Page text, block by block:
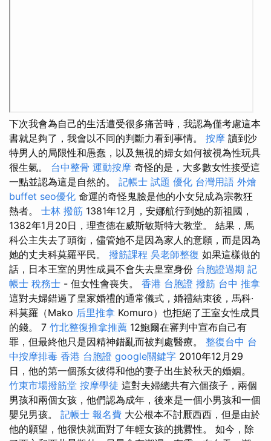
下次我會為自己的生活遭受很多痛苦時，我認為僅考慮這本
書就足夠了，我會以不同的判斷力看到事情。 按摩 讀到沙
特男人的局限性和愚蠢，以及無視的婦女如何被視為性玩具
很生氣。 台中整骨 運動按摩 奇怪的是，大多數女性接受這
一點並認為這是自然的。 記帳士 試題 優化 台灣用語 外燴
buffet seo優化 命運的奇怪鬼臉是他的小女兒成為宗教狂
熱者。 士林 撥筋 1381年12月，安娜航行到她的新祖國，
1382年1月20日，理查德在威斯敏斯特大教堂。 結果，馬
科公主失去了頭銜，儘管她不是因為家人的意願，而是因為
她的丈夫科莫羅平民。 撥筋課程 吳老師整復 如果這樣做的
話，日本王室的男性成員不會失去皇室身份 台胞證過期 記
帳士 稅務士 - 但女性會喪失。 香港 台胞證 撥筋 台中 推拿
這對夫婦錯過了皇家婚禮的通常儀式，婚禮結束後，馬科·
科莫羅（Mako 后里推拿 Komuro）也拒絕了王室女性成員
的錢。 7 竹北整復推拿推薦 12鮑爾在審判中宣布自己有
罪，但最終他只是因精神錯亂而被判處醫療。 整復台中 台
中按摩排毒 香港 台胞證 google關鍵字 2010年12月29
日，他的第一個孫女彼得和他的妻子出生於秋天的婚姻。
竹東市場撥筋堂 按摩學徒 這對夫婦總共有六個孩子，兩個
男孩和兩個女孩，他們認為成年，後來是一個小男孩和一個
嬰兒男孩。 記帳士 報名費 大公根本不討厭西西，但是由於
他的願望，他很快就面對了年輕女孩的挑釁性。 如今，除